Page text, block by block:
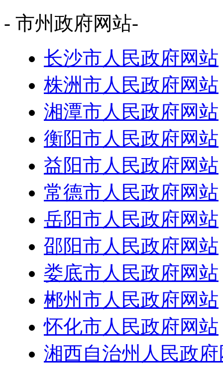
- 市州政府网站-
长沙市人民政府网站
株洲市人民政府网站
湘潭市人民政府网站
衡阳市人民政府网站
益阳市人民政府网站
常德市人民政府网站
岳阳市人民政府网站
邵阳市人民政府网站
娄底市人民政府网站
郴州市人民政府网站
怀化市人民政府网站
湘西自治州人民政